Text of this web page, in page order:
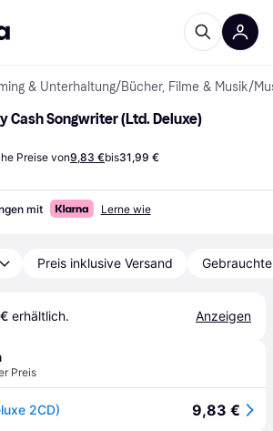
& Unterhaltung/Bücher, Filme & Musik/
Cash Songwriter (Ltd. Deluxe)
Preise von9,83 €bis31,99 €
mit Lerne wie
Preis inklusive Versand
erhältlich. Anzeigen
Preis
2CD) 9,83 €